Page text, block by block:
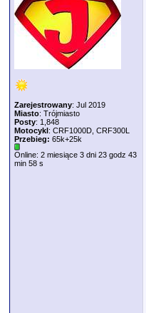
Zarejestrowany: Jul 2019
Miasto: Trójmiasto
Posty: 1,848
Motocykl: CRF1000D, CRF300L
Przebieg: 65k+25k
Online: 2 miesiące 3 dni 23 godz 43
min 58 s